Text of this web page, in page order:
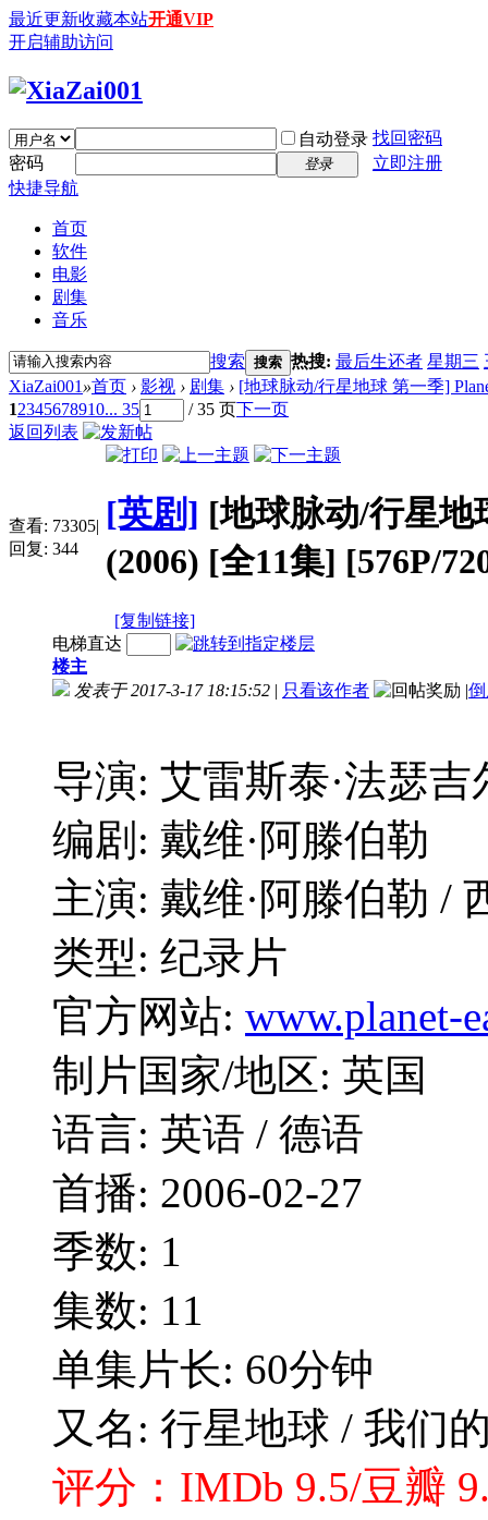
最近更新收藏本站开通VIP
开启辅助访问
自动登录 找回密码
密码
登录
立即注册
快捷导航
首页
软件
电影
剧集
音乐
搜索 搜索 热搜: 最后生还者 星期三
XiaZai001 »首页 › 影视 › 剧集 › [地球脉动/行星地球 第一季]
12345678910... 35 / 35 页下一页
返回列表
查看: 73305|
回复: 344
[英剧] [地球脉动/行星地
(2006) [全11集] [576P/
[复制链接]
电梯直达
楼主
发表于 2017-3-17 18:15:52 | 只看该作者 |
导演: 艾雷斯泰·法瑟吉
编剧: 戴维·阿滕伯勒
主演: 戴维·阿滕伯勒 /
类型: 纪录片
官方网站: www.planet-
制片国家/地区: 英国
语言: 英语 / 德语
首播: 2006-02-27
季数: 1
集数: 11
单集片长: 60分钟
又名: 行星地球 / 我们
评分：IMDb 9.5/豆瓣